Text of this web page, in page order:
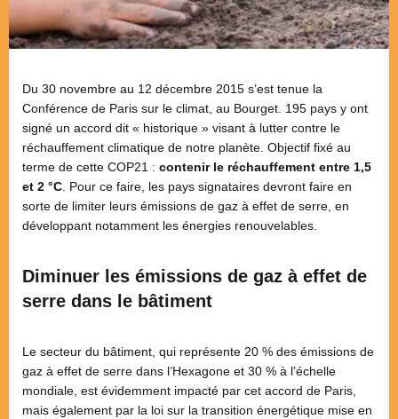
Du 30 novembre au 12 décembre 2015 s’est tenue la
Conférence de Paris sur le climat, au Bourget. 195 pays y ont
signé un accord dit « historique » visant à lutter contre le
réchauffement climatique de notre planète. Objectif fixé au
terme de cette COP21 : contenir le réchauffement entre 1,5
et 2 °C . Pour ce faire, les pays signataires devront faire en
sorte de limiter leurs émissions de gaz à effet de serre, en
développant notamment les énergies renouvelables.
Diminuer les émissions de gaz à effet de
serre dans le bâtiment
Le secteur du bâtiment, qui représente 20 % des émissions de
gaz à effet de serre dans l’Hexagone et 30 % à l’échelle
mondiale, est évidemment impacté par cet accord de Paris,
mais également par la loi sur la transition énergétique mise en